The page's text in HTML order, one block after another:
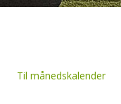
Til månedskalender